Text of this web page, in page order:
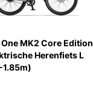
MK2 Core Edition
Herenfiets L
1.85m)